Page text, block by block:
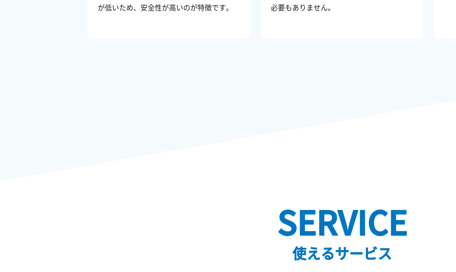
が低いため、安全性が高いのが特徴です。
必要もありません。
SERVICE
使えるサービス